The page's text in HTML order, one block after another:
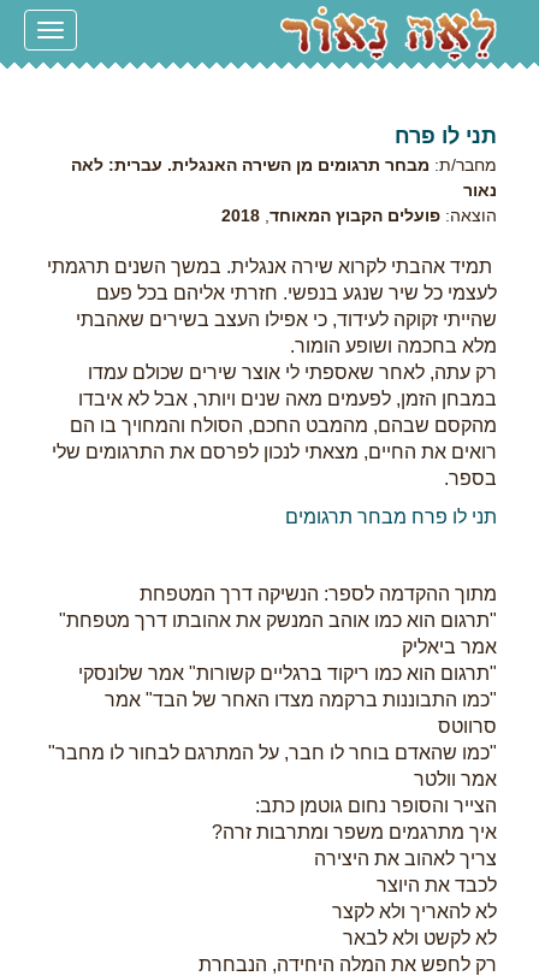
Toggle
תני לו פרח
מחבר/ת: מבחר תרגומים מן השירה האנגלית. עברית: לאה
נאור
הוצאה: פועלים הקבוץ המאוחד 2018
תמיד אהבתי לקרוא שירה אנגלית. במשך השנים תרגמתי
לעצמי כל שיר שנגע בנפשי. חזרתי אליהם בכל פעם
שהייתי זקוקה לעידוד, כי אפילו העצב בשירים שאהבתי
מלא בחכמה ושופע הומור.
רק עתה, לאחר שאספתי לי אוצר שירים שכולם עמדו
במבחן הזמן, לפעמים מאה שנים ויותר, אבל לא איבדו
מהקסם שבהם, מהמבט החכם, הסולח והמחויך בו הם
רואים את החיים, מצאתי לנכון לפרסם את התרגומים שלי
בספר.
תני לו פרח מבחר תרגומים
מתוך ההקדמה לספר: הנשיקה דרך המטפחת
"תרגום הוא כמו אוהב המנשק את אהובתו דרך מטפחת"
אמר ביאליק
"תרגום הוא כמו ריקוד ברגליים קשורות" אמר שלונסקי
"כמו התבוננות ברקמה מצדו האחר של הבד" אמר
סרווטס
"כמו שהאדם בוחר לו חבר, על המתרגם לבחור לו מחבר"
אמר וולטר
הצייר והסופר נחום גוטמן כתב:
איך מתרגמים משפר ומתרבות זרה?
צריך לאהוב את היצירה
לכבד את היוצר
לא להאריך ולא לקצר
לא לקשט ולא לבאר
רק לחפש את המלה היחידה, הנבחרת